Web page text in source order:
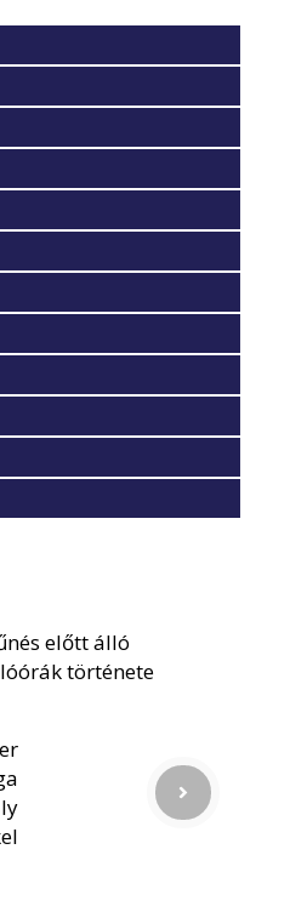
előtt álló
története